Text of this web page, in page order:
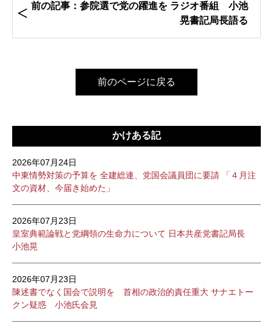
前の記事：参院選で党の躍進を ラジオ番組 小池
晃書記局長語る
前のページに戻る
かけある記
2026年07月24日
中東情勢対策の予算を 全建総連、党国会議員団に要請 「４月注
文の資材、今届き始めた」
2026年07月23日
皇室典範論戦と党綱領の生命力について 日本共産党書記局長
小池晃
2026年07月23日
陳述書でなく国会で説明を 首相の政治的責任重大 サナエトー
クン疑惑 小池氏会見